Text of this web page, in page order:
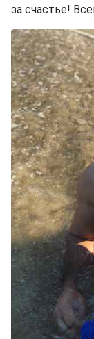
за счастье!